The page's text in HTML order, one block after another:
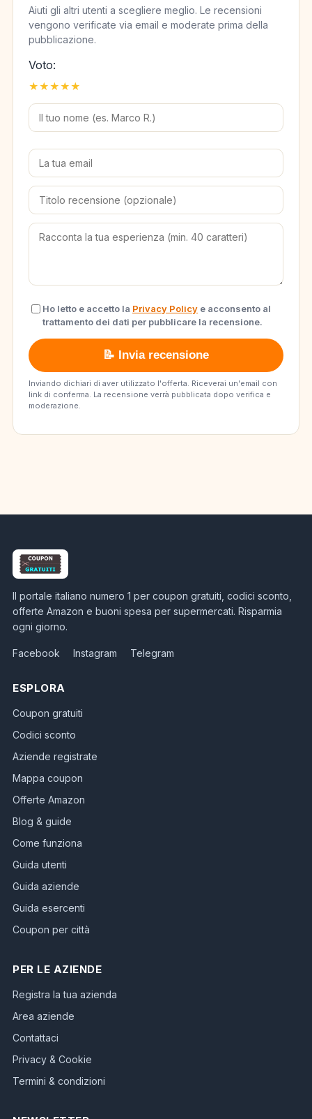
Aiuti gli altri utenti a scegliere meglio. Le recensioni
vengono verificate via email e moderate prima della
pubblicazione.
Voto:
★
★
★
★
★
Ho letto e accetto la Privacy Policy e acconsento al
trattamento dei dati per pubblicare la recensione.
📝 Invia recensione
Inviando dichiari di aver utilizzato l'offerta. Riceverai un'email con
link di conferma. La recensione verrà pubblicata dopo verifica e
moderazione.
Il portale italiano numero 1 per coupon gratuiti, codici sconto,
offerte Amazon e buoni spesa per supermercati. Risparmia
ogni giorno.
Facebook Instagram Telegram
ESPLORA
Coupon gratuiti
Codici sconto
Aziende registrate
Mappa coupon
Offerte Amazon
Blog & guide
Come funziona
Guida utenti
Guida aziende
Guida esercenti
Coupon per città
PER LE AZIENDE
Registra la tua azienda
Area aziende
Contattaci
Privacy & Cookie
Termini & condizioni